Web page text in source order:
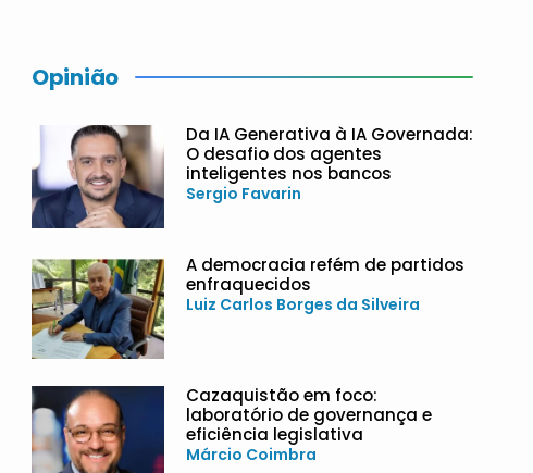
Opinião
Da IA Generativa à IA Governada:
O desafio dos agentes
inteligentes nos bancos
Sergio Favarin
A democracia refém de partidos
enfraquecidos
Luiz Carlos Borges da Silveira
Cazaquistão em foco:
laboratório de governança e
eficiência legislativa
Márcio Coimbra